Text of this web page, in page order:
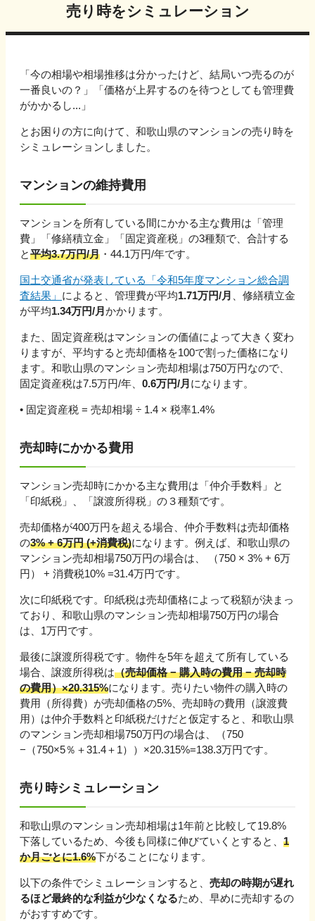
売り時をシミュレーション
「今の相場や相場推移は分かったけど、結局いつ売るのが
一番良いの？」「価格が上昇するのを待つとしても管理費
がかかるし...」
とお困りの方に向けて、 和歌山県のマンションの売り時を
シミュレーションしました。
マンションの維持費用
マンションを所有している間にかかる主な費用は「管理
費」「修繕積立金」「固定資産税」の3種類で、合計する
と平均3.7万円/月 ・ 44.1万円/年です。
国土交通省が発表している「令和5年度マンション総合調
査結果」 によると、管理費が平均1.71万円/月 、修繕積立金
が平均1.34万円/月 かかります。
また、固定資産税はマンションの価値によって大きく変わ
りますが、平均すると売却価格を100で割った価格になり
ます。 和歌山県のマンション売却相場は750万円なので、
固定資産税は7.5万円/年、 0.6万円/月 になります。
• 固定資産税 = 売却相場 ÷ 1.4 × 税率1.4%
売却時にかかる費用
マンション売却時にかかる主な費用は「仲介手数料」と
「印紙税」、「譲渡所得税」の３種類です。
売却価格が400万円を超える場合、仲介手数料は売却価格
の3% + 6万円 (+消費税)になります。例えば、 和歌山県の
マンション売却相場750万円の場合は、 （750 × 3% + 6万
円 ） + 消費税10% =31.4万円です。
次に印紙税です。印紙税は売却価格によって税額が決まっ
ており、 和歌山県のマンション売却相場750万円の場合
は、 1万円です。
最後に譲渡所得税です。物件を5年を超えて所有している
場合、譲渡所得税は（売却価格 − 購入時の費用 − 売却時
の費用）×20.315%になります。売りたい物件の購入時の
費用（所得費）が売却価格の5%、売却時の費用（譲渡費
用）は仲介手数料と印紙税だけだと仮定すると、 和歌山県
のマンション売却相場750万円の場合は、（750
−（750×5％＋31.4＋ 1））×20.315%=138.3万円です。
売り時シミュレーション
和歌山県のマンション売却相場は1年前と比較して19.8%
下落 しているため、今後も同様に伸びていくとすると、 1
か月ごとに1.6%下がる ことになります。
以下の条件でシミュレーションすると、 売却の時期が遅れ
るほど最終的な利益が少なくなるため、早めに売却するの
がおすすめです。